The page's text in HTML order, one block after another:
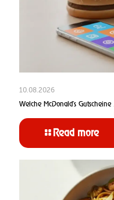
10.08.2026
Welche McDonald’s
Read more